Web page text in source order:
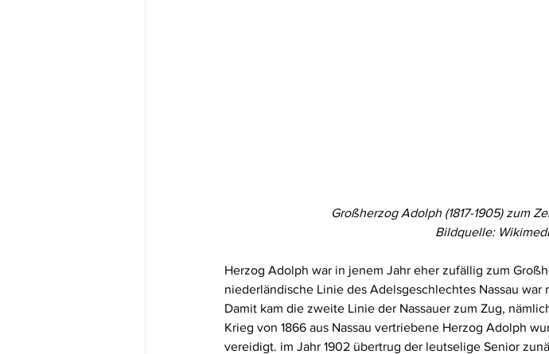
Großherzog Adolph (1817-1905) zum
Bildquelle:
Herzog Adolph war in jenem Jahr eher zufällig zum
niederländische Linie des Adelsgeschlechtes Nassau war
Damit kam die zweite Linie der Nassauer zum Zug,
Krieg von 1866 aus Nassau vertriebene Herzog Adolph
vereidigt. im Jahr 1902 übertrug der leutselige Senior